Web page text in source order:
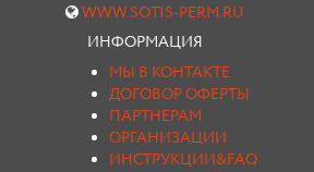
WWW.SOTIS-PERM.RU
ИНФОРМАЦИЯ
МЫ В КОНТАКТЕ
ДОГОВОР ОФЕРТЫ
ПАРТНЕРАМ
ОРГАНИЗАЦИИ
ИНСТРУКЦИИ&FAQ